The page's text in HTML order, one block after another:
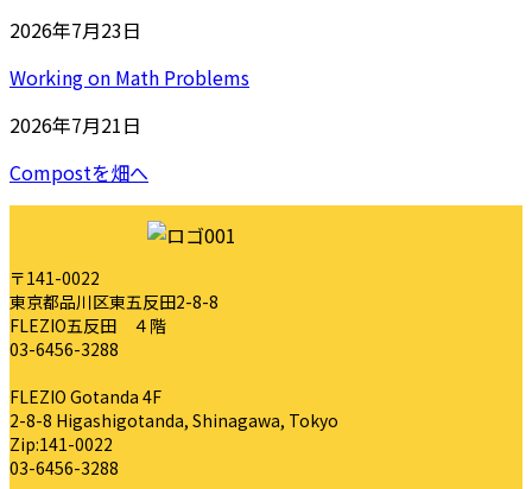
2026年7月23日
Working on Math Problems
2026年7月21日
Compostを畑へ
〒141-0022
東京都品川区東五反田2-8-8
FLEZIO五反田 ４階
03-6456-3288
FLEZIO Gotanda 4F
2-8-8 Higashigotanda, Shinagawa, Tokyo
Zip:141-0022
03-6456-3288